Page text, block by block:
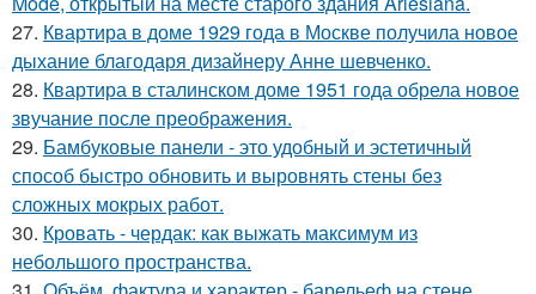
27. Квартира в доме 1929 года в Москве получила новое
дыхание благодаря дизайнеру Анне шевченко.
28. Квартира в сталинском доме 1951 года обрела новое
звучание после преображения.
29. Бамбуковые панели - это удобный и эстетичный
способ быстро обновить и выровнять стены без
сложных мокрых работ.
30. Кровать - чердак: как выжать максимум из
небольшого пространства.